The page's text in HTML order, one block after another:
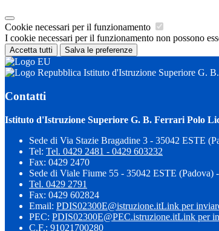
Cookie necessari per il funzionamento
I cookie necessari per il funzionamento non possono
Accetta tutti Salva le preferenze
Istituto d'Istruzione Superiore G.
Contatti
Istituto d'Istruzione Superiore G. B. Ferrari Polo
Sede di Via Stazie Bragadine 3 - 35042 ESTE
Tel: Tel. 0429 2481 - 0429 603232
Fax: 0429 2470
Sede di Viale Fiume 55 - 35042 ESTE (Padova)
Tel. 0429 2791
Fax: 0429 602824
Email: PDIS02300E@istruzione.itLink per
PEC: PDIS02300E@PEC.istruzione.itLink per
C.F.: 91021700280